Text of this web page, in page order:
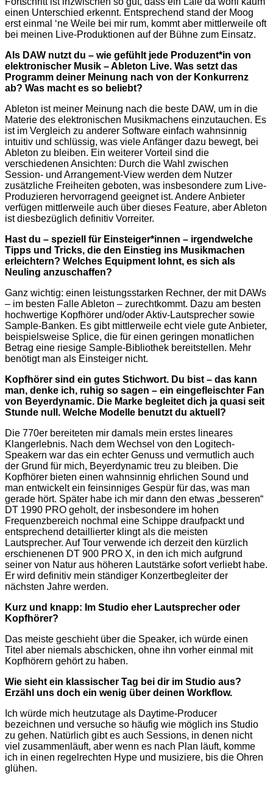
einen Unterschied erkennt. Entsprechend stand der Moog
erst einmal ‘ne Weile bei mir rum, kommt aber mittlerweile oft
bei meinen Live-Produktionen auf der Bühne zum Einsatz.
Als DAW nutzt du – wie gefühlt jede Produzent*in von
elektronischer Musik – Ableton Live. Was setzt das
Programm deiner Meinung nach von der Konkurrenz
ab? Was macht es so beliebt?
Ableton ist meiner Meinung nach die beste DAW, um in die
Materie des elektronischen Musikmachens einzutauchen. Es
ist im Vergleich zu anderer Software einfach wahnsinnig
intuitiv und schlüssig, was viele Anfänger dazu bewegt, bei
Ableton zu bleiben. Ein weiterer Vorteil sind die
verschiedenen Ansichten: Durch die Wahl zwischen
Session- und Arrangement-View werden dem Nutzer
zusätzliche Freiheiten geboten, was insbesondere zum Live-
Produzieren hervorragend geeignet ist. Andere Anbieter
verfügen mittlerweile auch über dieses Feature, aber Ableton
ist diesbezüglich definitiv Vorreiter.
Hast du – speziell für Einsteiger*innen – irgendwelche
Tipps und Tricks, die den Einstieg ins Musikmachen
erleichtern? Welches Equipment lohnt, es sich als
Neuling anzuschaffen?
Ganz wichtig: einen leistungsstarken Rechner, der mit DAWs
– im besten Falle Ableton – zurechtkommt. Dazu am besten
hochwertige Kopfhörer und/oder Aktiv-Lautsprecher sowie
Sample-Banken. Es gibt mittlerweile echt viele gute Anbieter,
beispielsweise Splice, die für einen geringen monatlichen
Betrag eine riesige Sample-Bibliothek bereitstellen. Mehr
benötigt man als Einsteiger nicht.
Kopfhörer sind ein gutes Stichwort. Du bist – das kann
man, denke ich, ruhig so sagen – ein eingefleischter Fan
von Beyerdynamic. Die Marke begleitet dich ja quasi seit
Stunde null. Welche Modelle benutzt du aktuell?
Die 770er bereiteten mir damals mein erstes lineares
Klangerlebnis. Nach dem Wechsel von den Logitech-
Speakern war das ein echter Genuss und vermutlich auch
der Grund für mich, Beyerdynamic treu zu bleiben. Die
Kopfhörer bieten einen wahnsinnig ehrlichen Sound und
man entwickelt ein feinsinniges Gespür für das, was man
gerade hört. Später habe ich mir dann den etwas „besseren“
DT 1990 PRO geholt, der insbesondere im hohen
Frequenzbereich nochmal eine Schippe draufpackt und
entsprechend detaillierter klingt als die meisten
Lautsprecher. Auf Tour verwende ich derzeit den kürzlich
erschienenen DT 900 PRO X, in den ich mich aufgrund
seiner von Natur aus höheren Lautstärke sofort verliebt habe.
Er wird definitiv mein ständiger Konzertbegleiter der
nächsten Jahre werden.
Kurz und knapp: Im Studio eher Lautsprecher oder
Kopfhörer?
Das meiste geschieht über die Speaker, ich würde einen
Titel aber niemals abschicken, ohne ihn vorher einmal mit
Kopfhörern gehört zu haben.
Wie sieht ein klassischer Tag bei dir im Studio aus?
Erzähl uns doch ein wenig über deinen Workflow.
Ich würde mich heutzutage als Daytime-Producer
bezeichnen und versuche so häufig wie möglich ins Studio
zu gehen. Natürlich gibt es auch Sessions, in denen nicht
viel zusammenläuft, aber wenn es nach Plan läuft, komme
ich in einen regelrechten Hype und musiziere, bis die Ohren
glühen.